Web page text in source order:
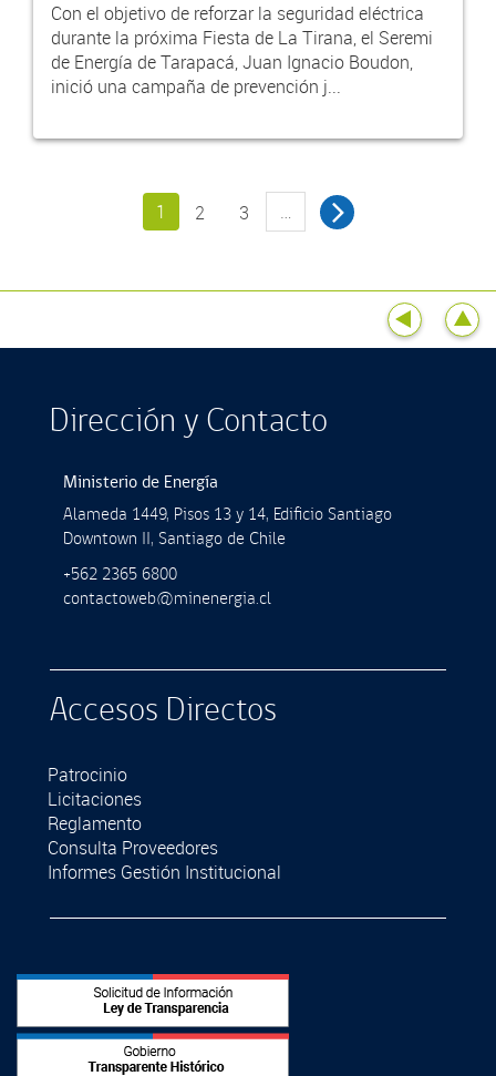
Con el objetivo de reforzar la seguridad eléctrica
durante la próxima Fiesta de La Tirana, el Seremi
de Energía de Tarapacá, Juan Ignacio Boudon,
inició una campaña de prevención j...
1 2 3 …
Dirección y Contacto
Ministerio de Energía
Alameda 1449, Pisos 13 y 14, Ediﬁcio Santiago
Downtown II, Santiago de Chile
+562 2365 6800
contactoweb@minenergia.cl
Accesos Directos
Patrocinio
Licitaciones
Reglamento
Consulta Proveedores
Informes Gestión Institucional